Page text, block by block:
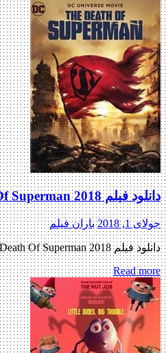
دانلود فیلم The Death Of Superman 2018
جولای 1, 2018 باران فیلم
دانلود فیلم The Death Of Superman 2018 The Death Of Superman 2018 با کیفیت ۷۲۰p Web-dl پیش نمایش فیلم اضافه شد نسخه کم حجم و با کیفیت x265 اضافه شد کیفیت ۴۸۰p اضافه شد کیفیت […]
Read more